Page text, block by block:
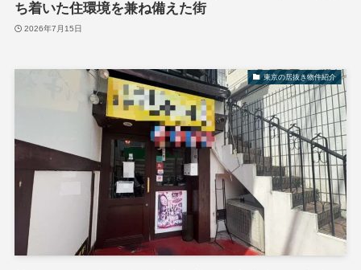
ち着いた住環境を兼ね備えた街
2026年7月15日
東京の居抜き物件紹介